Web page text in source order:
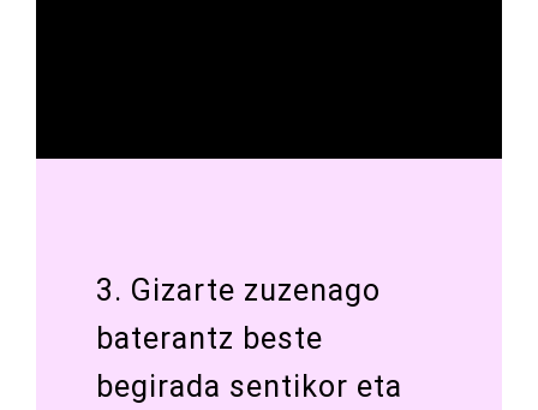
3. Gizarte zuzenago
baterantz beste
begirada sentikor eta